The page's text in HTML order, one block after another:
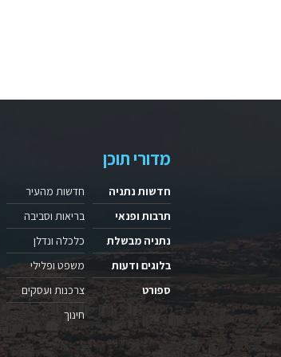
מדורי תוכן
חדשות נתניה
תרבות ופנאי
נתניה מבשלת
בלוגים ודעות
ספורט
חדשות מהעיר
בריאות וסביבה
כלכלה ונדלן
משפט ופלילי
צרכנות ועסקים
חינוך